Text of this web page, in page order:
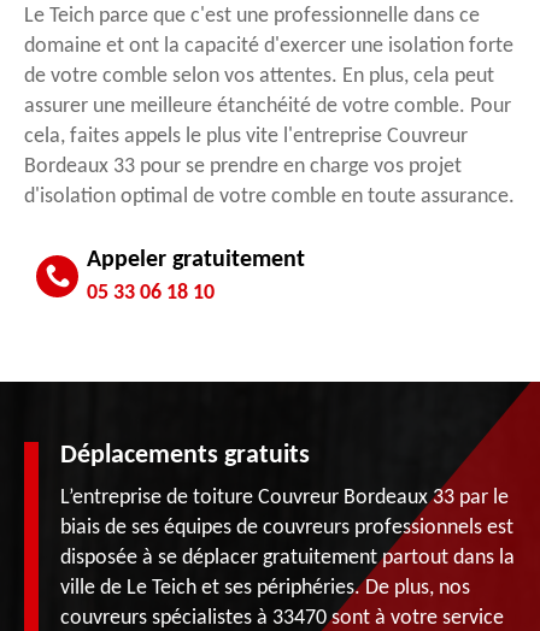
Le Teich parce que c'est une professionnelle dans ce
domaine et ont la capacité d'exercer une isolation forte
de votre comble selon vos attentes. En plus, cela peut
assurer une meilleure étanchéité de votre comble. Pour
cela, faites appels le plus vite l'entreprise Couvreur
Bordeaux 33 pour se prendre en charge vos projet
d'isolation optimal de votre comble en toute assurance.
Appeler gratuitement
05 33 06 18 10
Déplacements gratuits
L’entreprise de toiture Couvreur Bordeaux 33 par le
biais de ses équipes de couvreurs professionnels est
disposée à se déplacer gratuitement partout dans la
ville de Le Teich et ses périphéries. De plus, nos
couvreurs spécialistes à 33470 sont à votre service